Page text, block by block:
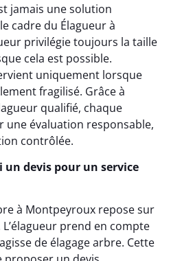
jamais une solution
cadre du Élagueur à
privilégie toujours la taille
cela est possible.
uniquement lorsque
fragilisé. Grâce à
qualifié, chaque
une évaluation responsable,
contrôlée.
un devis pour un service
à Montpeyroux repose sur
prend en compte
de élagage arbre. Cette